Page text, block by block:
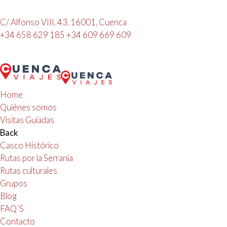
C/ Alfonso VIII, 43, 16001, Cuenca
+34 658 629 185 +34 609 669 609
Home
Quiénes somos
Visitas Guiadas
Back
Casco Histórico
Rutas por la Serranía
Rutas culturales
Grupos
Blog
FAQ´S
Contacto